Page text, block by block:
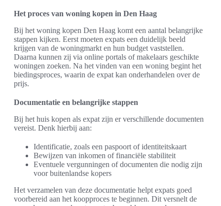
Het proces van woning kopen in Den Haag
Bij het woning kopen Den Haag komt een aantal belangrijke
stappen kijken. Eerst moeten expats een duidelijk beeld
krijgen van de woningmarkt en hun budget vaststellen.
Daarna kunnen zij via online portals of makelaars geschikte
woningen zoeken. Na het vinden van een woning begint het
biedingsproces, waarin de expat kan onderhandelen over de
prijs.
Documentatie en belangrijke stappen
Bij het huis kopen als expat zijn er verschillende documenten
vereist. Denk hierbij aan:
Identificatie, zoals een paspoort of identiteitskaart
Bewijzen van inkomen of financiële stabiliteit
Eventuele vergunningen of documenten die nodig zijn
voor buitenlandse kopers
Het verzamelen van deze documentatie helpt expats goed
voorbereid aan het koopproces te beginnen. Dit versnelt de